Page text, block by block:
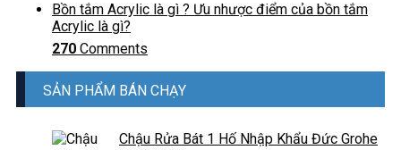
Bồn tắm Acrylic là gì ? Ưu nhược điểm của bồn tắm
Acrylic là gì?
270 Comments
SẢN PHẨM BÁN CHẠY
Chậu Rửa Bát 1 Hố Nhập Khẩu Đức Grohe